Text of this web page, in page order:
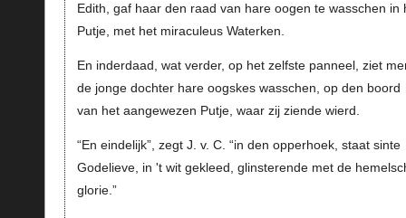
Edith, gaf haar den raad van hare oogen te wasschen in
Putje, met het miraculeus Waterken.
En inderdaad, wat verder, op het zelfste panneel, ziet
de jonge dochter hare oogskes wasschen, op den boord
van het aangewezen Putje, waar zij ziende wierd.
“En eindelijk”, zegt J. v. C. “in den opperhoek, staat sinte
Godelieve, in 't wit gekleed, glinsterende met de
glorie.”